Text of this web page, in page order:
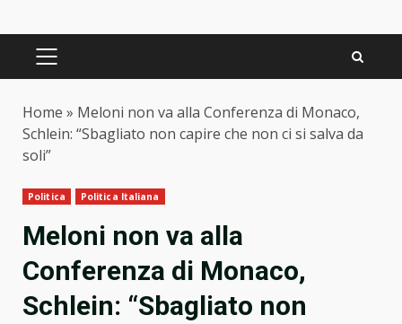
PRIMARY
Home » Meloni non va alla Conferenza di Monaco,
Schlein: “Sbagliato non capire che non ci si salva da
soli”
Politica Politica Italiana
Meloni non va alla
Conferenza di Monaco,
Schlein: “Sbagliato non